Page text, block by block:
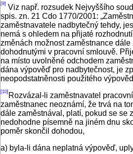
[9] Viz např. rozsudek Nejvyššího
spis. zn. 21 Cdo 1770/2001:
zaměstnavatele nadbytečný tehdy,
nemá s ohledem na přijaté
změnách možnost zaměstnance
dohodnutými v pracovní smlouvě.
na místo uvolněné odchodem
dána výpověď pro nadbytečnost, je
neopodstatněnosti použitého
[10] Rozvázal-li zaměstnavatel
zaměstnanec neoznámí, že trvá na
dále zaměstnával, platí, pokud se se
nedohodne písemně na jiném dnu
poměr skončil dohodou,
a) byla-li dána neplatná výpověď,